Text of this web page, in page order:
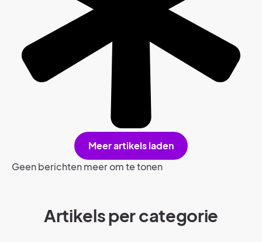
Meer artikels laden
Geen berichten meer om te tonen
Artikels per categorie​